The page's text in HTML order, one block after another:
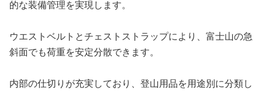
的な装備管理を実現します。
ウエストベルトとチェストストラップにより、富士山の急
斜面でも荷重を安定分散できます。
内部の仕切りが充実しており、登山用品を用途別に分類し